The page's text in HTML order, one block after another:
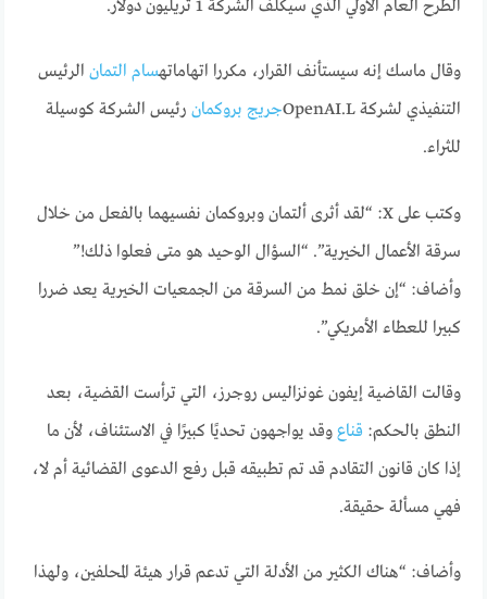
الطرح العام الأولي الذي سيكلف الشركة 1 تريليون دولار.
وقال ماسك إنه سيستأنف القرار، مكررا اتهاماتهسام التمان الرئيس
التنفيذي لشركة OpenAI.L
جريج بروكمان رئيس الشركة كوسيلة
للثراء.
وكتب على X: “لقد أثرى ألتمان وبروكمان نفسيهما بالفعل من خلال
سرقة الأعمال الخيرية”. “السؤال الوحيد هو متى فعلوا ذلك!”
وأضاف: “إن خلق نمط من السرقة من الجمعيات الخيرية يعد ضررا
كبيرا للعطاء الأمريكي”.
وقالت القاضية إيفون غونزاليس روجرز، التي ترأست القضية، بعد
النطق بالحكم: قناع وقد يواجهون تحديًا كبيرًا في الاستئناف، لأن ما
إذا كان قانون التقادم قد تم تطبيقه قبل رفع الدعوى القضائية أم لا،
فهي مسألة حقيقة.
وأضاف: “هناك الكثير من الأدلة التي تدعم قرار هيئة المحلفين، ولهذا